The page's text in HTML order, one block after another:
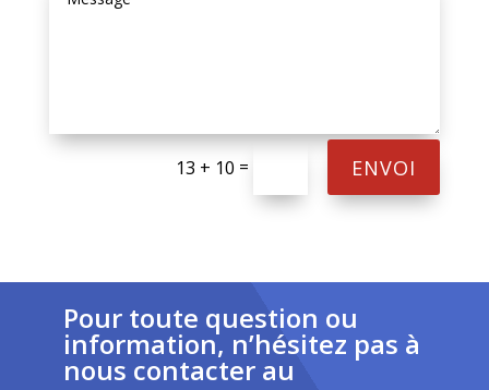
13 + 10 = ENVOI
Pour toute question ou
information, n’hésitez pas à
nous contacter au